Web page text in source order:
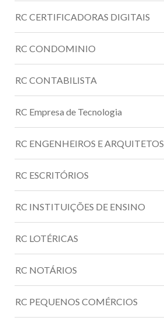
RC CERTIFICADORAS DIGITAIS
RC CONDOMINIO
RC CONTABILISTA
RC Empresa de Tecnologia
RC ENGENHEIROS E ARQUITETOS
RC ESCRITÓRIOS
RC INSTITUIÇÕES DE ENSINO
RC LOTÉRICAS
RC NOTÁRIOS
RC PEQUENOS COMÉRCIOS